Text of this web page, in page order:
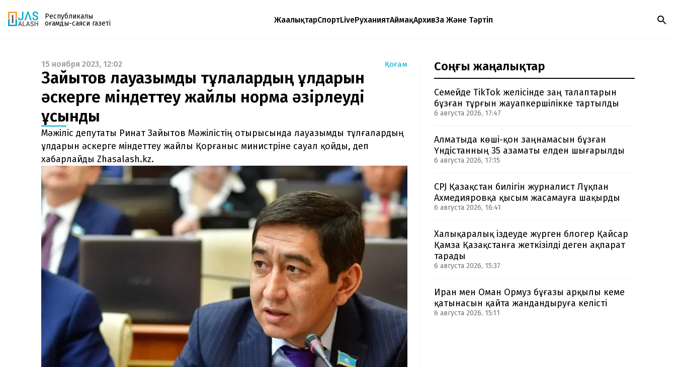
Республикалық
қоғамдық-саяси газеті
ЖаңалықтарСпортLiveРуханиятАймақАрхивЗаң Және Тәртіп
Газетке жазылу
PDF форматтағы газетті ай сайын электронды
поштаңызға алып отырыңыз. Жаңа нөмір
шыққан сәтте сізге бірден жіберіледі. Тек email
енгізіңіз, біз қалғанын өзіміз жібереміз.
15 ноября 2023, 12:02 Қоғам
Зайытов лауазымды тұлғалардың ұлдарын
әскерге міндеттеу жайлы норма әзірлеуді
ұсынды
Мәжіліс депутаты Ринат Зайытов Мәжілістің отырысында лауазымды тұлғалардың
ұлдарын әскерге міндеттеу жайлы Қорғаныс министріне сауал қойды, деп
хабарлайды Zhasalash.kz.
Соңғы жаңалықтар
Семейде TikTok желісінде заң талаптарын
бұзған тұрғын жауапкершілікке тартылды
6 августа 2026, 17:47
Алматыда көші-қон заңнамасын бұзған
Үндістанның 35 азаматы елден шығарылды
6 августа 2026, 17:15
CPJ Қазақстан билігін журналист Лұқпан
Ахмедияровқа қысым жасамауға шақырды
6 августа 2026, 16:41
Халықаралық іздеуде жүрген блогер Қайсар
Қамза Қазақстанға жеткізілді деген ақпарат
тарады
6 августа 2026, 15:37
Иран мен Оман Ормуз бұғазы арқылы кеме
қатынасын қайта жандандыруға келісті
6 августа 2026, 15:11